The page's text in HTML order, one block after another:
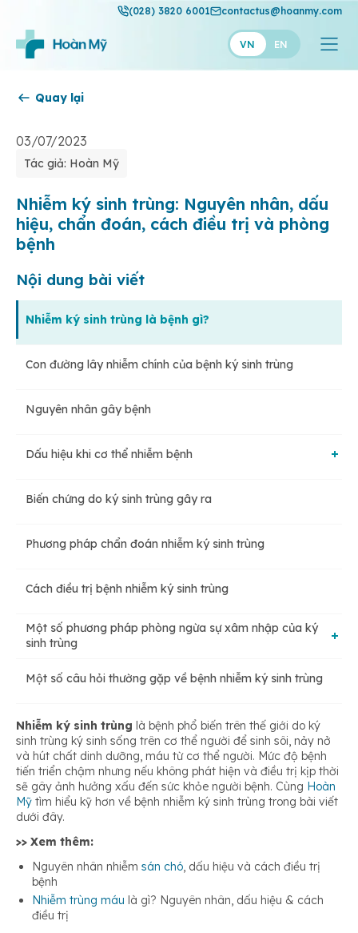
(028) 3820 6001 contactus@hoanmy.com
VN EN
Thuận Mỹ
Quay lại
03/07/2023
Tác giả: Hoàn Mỹ
Nhiễm ký sinh trùng: Nguyên nhân, dấu
hiệu, chẩn đoán, cách điều trị và phòng
bệnh
Nội dung bài viết
Nhiễm ký sinh trùng là bệnh gì?
Con đường lây nhiễm chính của bệnh ký sinh trùng
Nguyên nhân gây bệnh
Dấu hiệu khi cơ thể nhiễm bệnh
Bị ngứa da, nổi mề đay
Thường xuyên có cảm giác thèm ăn
Nghiến răng
Có sự thay đổi về tính cách
Biến chứng do ký sinh trùng gây ra
Phương pháp chẩn đoán nhiễm ký sinh trùng
Cách điều trị bệnh nhiễm ký sinh trùng
Một số phương pháp phòng ngừa sự xâm nhập của ký
sinh trùng
Giữ vệ sinh cá nhân sạch sẽ
Vệ sinh đồ dùng cá nhân và môi trường sống xung quanh
thường xuyên
Ăn uống hợp vệ sinh
Trang bị quần áo kỹ khi đi khám phá những nơi hoang dã
Một số câu hỏi thường gặp về bệnh nhiễm ký sinh trùng
Nhiễm ký sinh trùng là bệnh phổ biến trên thế giới do ký
sinh trùng ký sinh sống trên cơ thể người để sinh sôi, nảy nở
và hút chất dinh dưỡng, máu từ cơ thể người. Mức độ bệnh
tiến triển chậm nhưng nếu không phát hiện và điều trị kịp thời
sẽ gây ảnh hưởng xấu đến sức khỏe người bệnh. Cùng Hoàn
Mỹ tìm hiểu kỹ hơn về bệnh nhiễm ký sinh trùng trong bài viết
dưới đây.
>> Xem thêm:
Nguyên nhân nhiễm sán chó, dấu hiệu và cách điều trị
bệnh
Nhiễm trùng máu là gì? Nguyên nhân, dấu hiệu & cách
điều trị